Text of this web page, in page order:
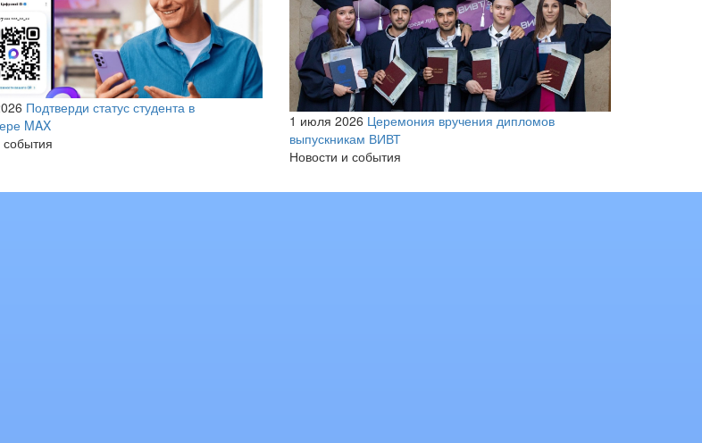
Подтверди статус студента в
MAX
1 июля 2026 Церемония вручения дипломов
выпускникам ВИВТ
Новости и события